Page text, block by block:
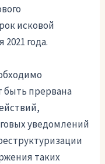
исковой
года.
быть прервана
уведомлений
таких